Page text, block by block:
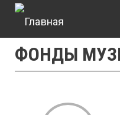
Перейти
основному
содержанию
ФОНДЫ
ГЛАВНОЕ МЕНЮ